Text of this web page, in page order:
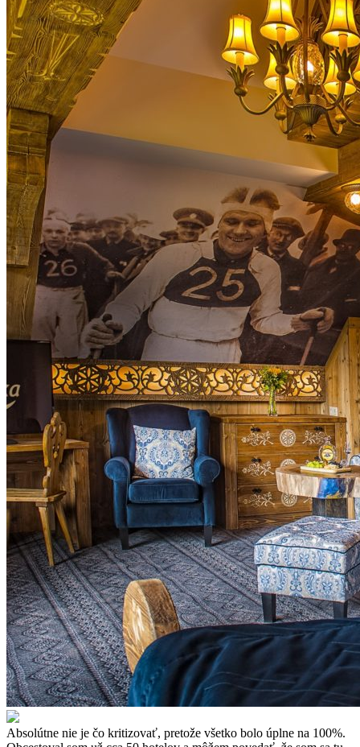
Absolútne nie je čo kritizovať, pretože všetko bolo úplne na 100%.